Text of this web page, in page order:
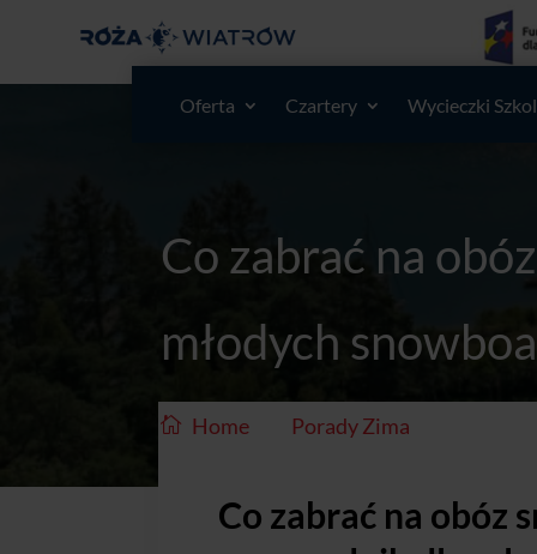
Oferta Czartery Wycieczki
Co zabrać na
młodych
Home Porady Zima
Co zabrać na obóz